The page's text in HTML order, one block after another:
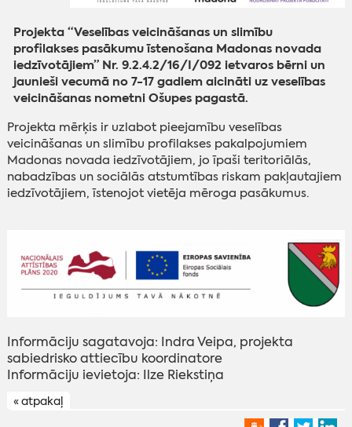
Projekta “Veselības veicināšanas un slimību
profilakses pasākumu īstenošana Madonas novada
iedzīvotājiem” Nr. 9.2.4.2/16/I/092 ietvaros bērni un
jaunieši vecumā no 7-17 gadiem aicināti uz veselības
veicināšanas nometni Ošupes pagastā.
Projekta mērķis ir uzlabot pieejamību veselības
veicināšanas un slimību profilakses pakalpojumiem
Madonas novada iedzīvotājiem, jo īpaši teritoriālās,
nabadzības un sociālās atstumtības riskam pakļautajiem
iedzīvotājiem, īstenojot vietēja mēroga pasākumus.
Informāciju sagatavoja: Indra Veipa, projekta
sabiedrisko attiecību koordinatore
Informāciju ievietoja: Ilze Riekstiņa
« atpakaļ